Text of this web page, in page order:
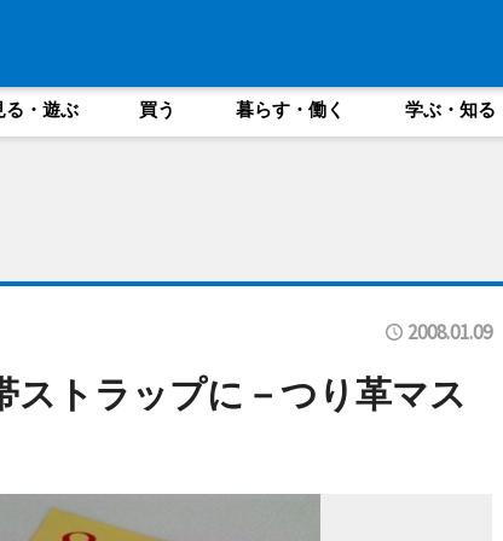
る・遊ぶ 買う 暮らす・働く 学ぶ・知る
2008.01.09
トラップに－つり革マス